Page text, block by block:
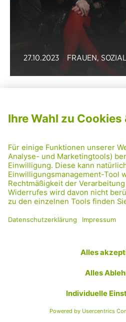
27.10.2023 FRAUEN,
Verstellter
vor der
MOBILITÄT,